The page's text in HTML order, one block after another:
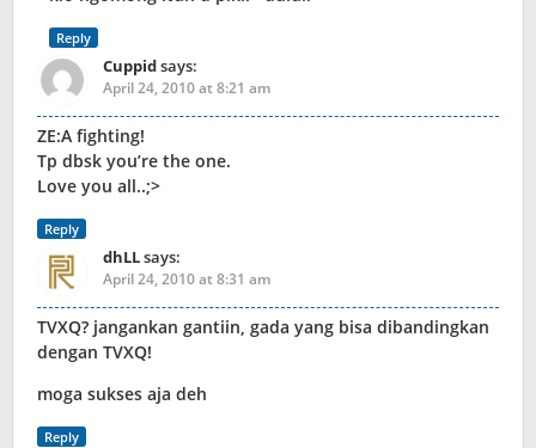
Reply
Cuppidsays:
April 24, 2010 at 8:21 am
ZE:A fighting!
Tp dbsk you’re the one.
Love you all..;>
Reply
dhLLsays:
April 24, 2010 at 8:31 am
TVXQ? jangankan gantiin, gada yang bisa dibandingkan
dengan TVXQ!
moga sukses aja deh
Reply